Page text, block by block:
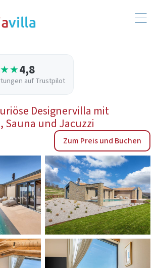
4,8
auf Trustpilot
Designervilla mit
Sauna und Jacuzzi
Zum Preis und Buchen